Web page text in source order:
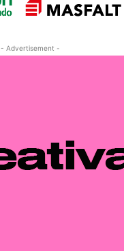
- Advertisement -